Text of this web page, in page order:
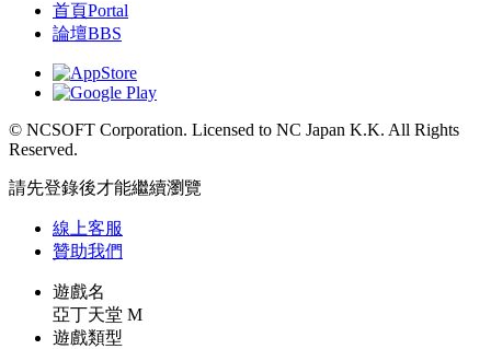
首頁Portal
論壇BBS
© NCSOFT Corporation. Licensed to NC Japan K.K. All Rights
Reserved.
請先登錄後才能繼續瀏覽
線上客服
贊助我們
遊戲名
亞丁天堂 M
遊戲類型